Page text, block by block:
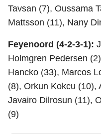
Tavsan (7), Oussama
Mattsson (11), Nany
Feyenoord (4-2-3-1):
Holmgren Pedersen
Hancko (33), Marcos
(8), Orkun Kokcu (10),
Javairo Dilrosun (11),
(9)